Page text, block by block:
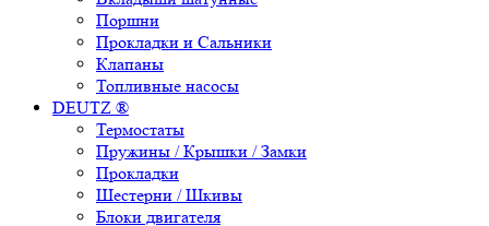
Поршни
Прокладки и Сальники
Клапаны
Топливные насосы
DEUTZ ®
Термостаты
Пружины / Крышки / Замки
Прокладки
Шестерни / Шкивы
Блоки двигателя